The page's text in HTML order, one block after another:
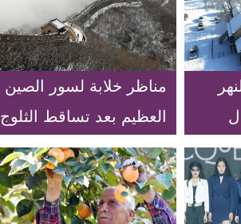
مناظر خلابة لسور الصين
العظيم بعد تساقط الثلوج
في بكين